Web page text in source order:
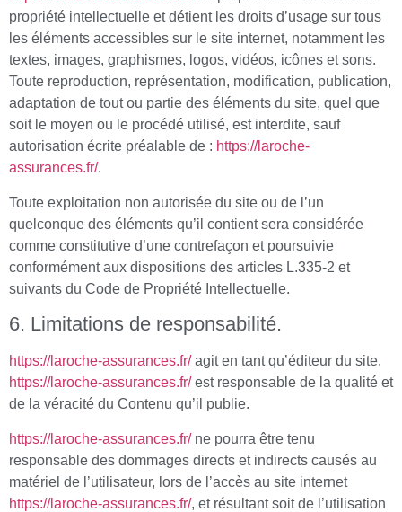
propriété intellectuelle et détient les droits d’usage sur tous
les éléments accessibles sur le site internet, notamment les
textes, images, graphismes, logos, vidéos, icônes et sons.
Toute reproduction, représentation, modification, publication,
adaptation de tout ou partie des éléments du site, quel que
soit le moyen ou le procédé utilisé, est interdite, sauf
autorisation écrite préalable de : https://laroche-
assurances.fr/.
Toute exploitation non autorisée du site ou de l’un
quelconque des éléments qu’il contient sera considérée
comme constitutive d’une contrefaçon et poursuivie
conformément aux dispositions des articles L.335-2 et
suivants du Code de Propriété Intellectuelle.
6. Limitations de responsabilité.
https://laroche-assurances.fr/agit en tant qu’éditeur du site.
https://laroche-assurances.fr/est responsable de la qualité et
de la véracité du Contenu qu’il publie.
https://laroche-assurances.fr/ne pourra être tenu
responsable des dommages directs et indirects causés au
matériel de l’utilisateur, lors de l’accès au site internet
https://laroche-assurances.fr/, et résultant soit de l’utilisation